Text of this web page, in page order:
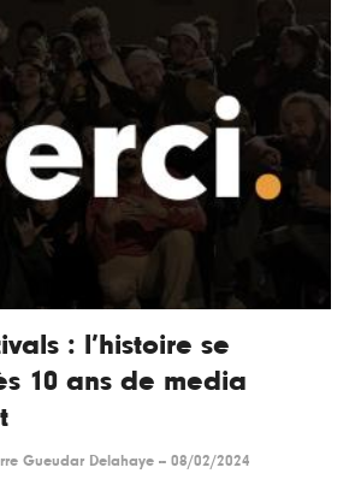
: l’histoire se
10 ans de media
Gueudar Delahaye -- 08/02/2024